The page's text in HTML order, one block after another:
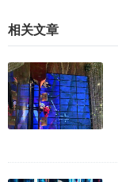
相关文章